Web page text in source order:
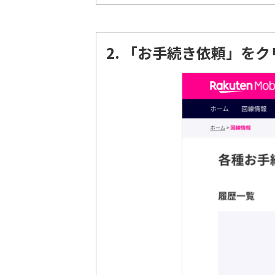
2. 「お手続き依頼」を